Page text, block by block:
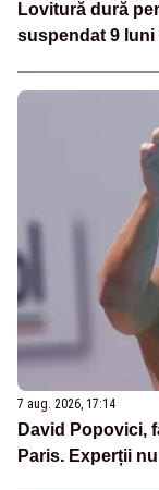
Lovitură dură
suspendat 9 luni
7 aug. 2026, 17:14
David Popovici,
Paris. Experții